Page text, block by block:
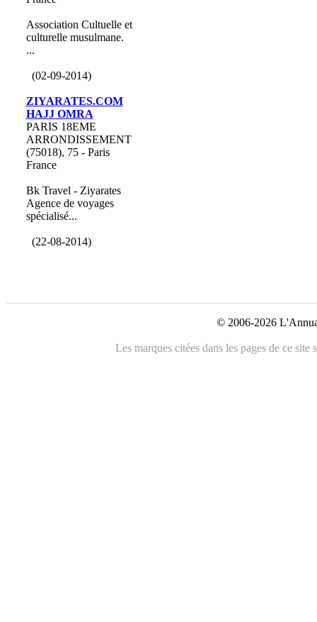
Association Cultuelle et
culturelle musulmane.
...
(02-09-2014)
ZIYARATES.COM
HAJJ OMRA
PARIS 18EME
ARRONDISSEMENT
(75018), 75 - Paris
France
Bk Travel - Ziyarates
Agence de voyages
spécialisé...
(22-08-2014)
© 2006-2026
Les marques citées dans les pages de ce